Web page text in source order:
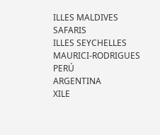
ILLES MALDIVES
SAFARIS
ILLES SEYCHELLES
MAURICI-RODRIGUES
PERÚ
ARGENTINA
XILE